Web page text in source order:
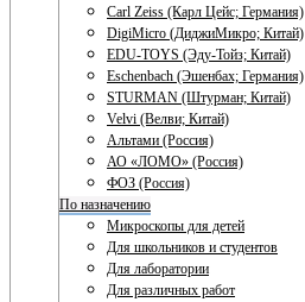
Carl Zeiss (Карл Цейс; Германия)
DigiMicro (ДиджиМикро; Китай)
EDU-TOYS (Эду-Тойз; Китай)
Eschenbach (Эшенбах; Германия)
STURMAN (Штурман; Китай)
Velvi (Велви; Китай)
Альтами (Россия)
АО «ЛОМО» (Россия)
ФОЗ (Россия)
По назначению
Микроскопы для детей
Для школьников и студентов
Для лаборатории
Для различных работ